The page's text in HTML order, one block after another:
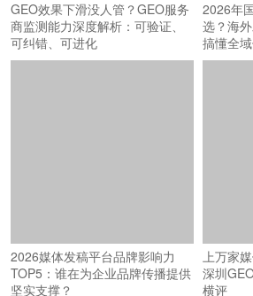
© 2026商机讯（www.shangjixun.com）深圳